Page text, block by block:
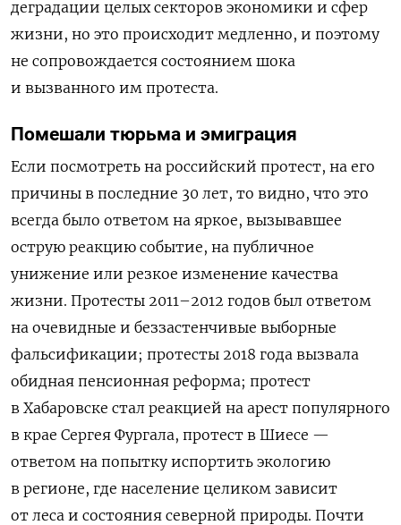
деградации целых секторов экономики и сфер
жизни, но это происходит медленно, и поэтому
не сопровождается состоянием шока
и вызванного им протеста.
Помешали тюрьма и эмиграция
Если посмотреть на российский протест, на его
причины в последние 30 лет, то видно, что это
всегда было ответом на яркое, вызывавшее
острую реакцию событие, на публичное
унижение или резкое изменение качества
жизни. Протесты 2011–2012 годов был ответом
на очевидные и беззастенчивые выборные
фальсификации; протесты 2018 года вызвала
обидная пенсионная реформа; протест
в Хабаровске стал реакцией на арест популярного
в крае Сергея Фургала, протест в Шиесе —
ответом на попытку испортить экологию
в регионе, где население целиком зависит
от леса и состояния северной природы. Почти